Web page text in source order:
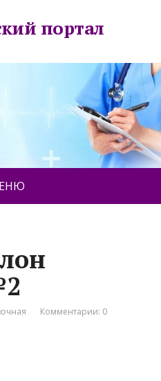
портал
Комментарии: 0